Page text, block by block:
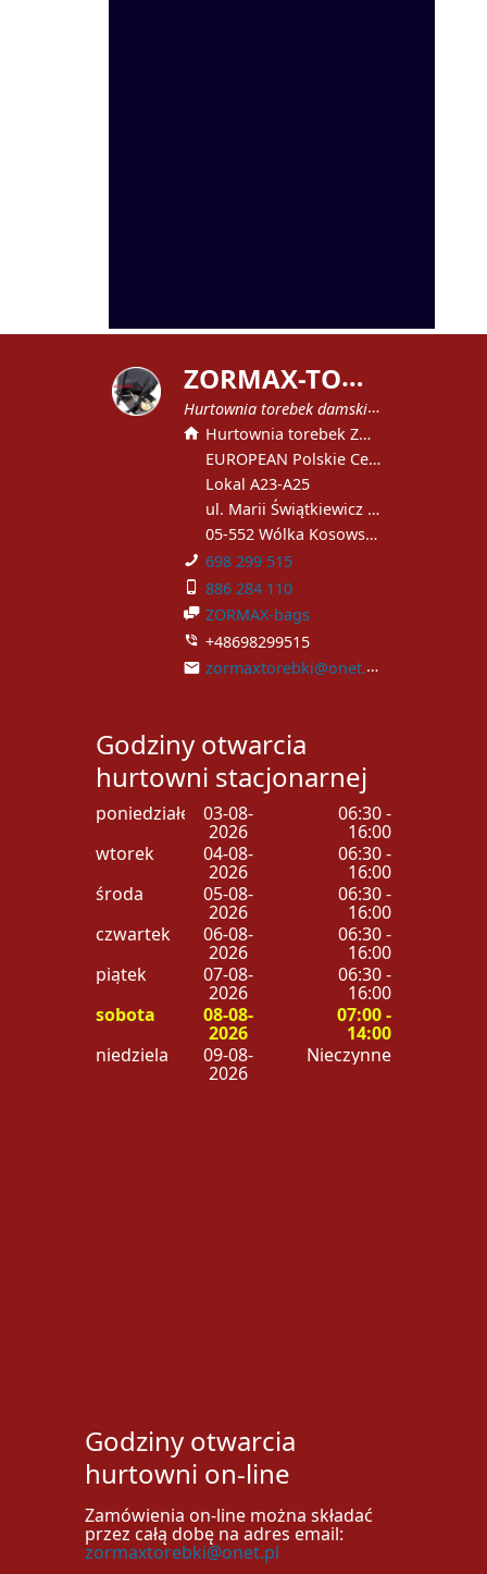
Z
ORMAX-TOREBKI
Hurtownia torebek damskich
Hurtownia torebek ZORMAX
EUROPEAN Polskie Centrum Handlowe
Lokal A23-A25
ul. Marii Świątkiewicz 51
05-552 Wólka Kosowska
698 299 515
886 284 110
ZORMAX-bags
+48698299515
zormaxtorebki@onet.pl
Godziny otwarcia
hurtowni stacjonarnej
poniedziałek 03-08-
2026
06:30 -
16:00
wtorek
04-08-
2026
06:30 -
16:00
środa
05-08-
2026
06:30 -
16:00
czwartek
06-08-
2026
06:30 -
16:00
piątek
07-08-
2026
06:30 -
16:00
sobota
08-08-
2026
07:00 -
14:00
niedziela
09-08-
2026
Nieczynne
Godziny otwarcia
hurtowni on-line
Zamówienia on-line można składać
przez całą dobę na adres email:
zormaxtorebki@onet.pl